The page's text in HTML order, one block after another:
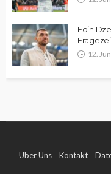
Edin
12.
Über Uns Kontakt